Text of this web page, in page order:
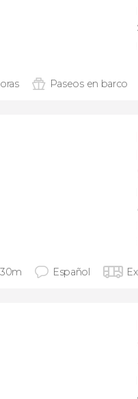
Paseos en barco
Español